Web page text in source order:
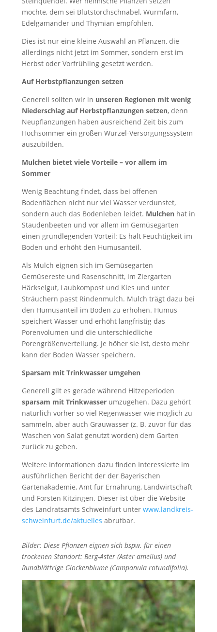
möchte, dem sei Blutstorchschnabel, Wurmfarn,
Edelgamander und Thymian empfohlen.
Dies ist nur eine kleine Auswahl an Pflanzen, die
allerdings nicht jetzt im Sommer, sondern erst im
Herbst oder Vorfrühling gesetzt werden.
Auf Herbstpflanzungen setzen
Generell sollten wir in unseren Regionen mit wenig
Niederschlag auf Herbstpflanzungen setzen, denn
Neupflanzungen haben ausreichend Zeit bis zum
Hochsommer ein großen Wurzel-Versorgungssystem
auszubilden.
Mulchen bietet viele Vorteile – vor allem im
Sommer
Wenig Beachtung findet, dass bei offenen
Bodenflächen nicht nur viel Wasser verdunstet,
sondern auch das Bodenleben leidet. Mulchenhat in
Staudenbeeten und vor allem im Gemüsegarten
einen grundlegenden Vorteil: Es hält Feuchtigkeit im
Boden und erhöht den Humusanteil.
Als Mulch eignen sich im Gemüsegarten
Gemüsereste und Rasenschnitt, im Ziergarten
Häckselgut, Laubkompost und Kies und unter
Sträuchern passt Rindenmulch. Mulch trägt dazu bei
den Humusanteil im Boden zu erhöhen. Humus
speichert Wasser und erhöht langfristig das
Porenvolumen und die unterschiedliche
Porengrößenverteilung. Je höher sie ist, desto mehr
kann der Boden Wasser speichern.
Sparsam mit Trinkwasser umgehen
Generell gilt es gerade während Hitzeperioden
sparsam mit Trinkwasserumzugehen. Dazu gehört
natürlich vorher so viel Regenwasser wie möglich zu
sammeln, aber auch Grauwasser (z. B. zuvor für das
Waschen von Salat genutzt worden) dem Garten
zurück zu geben.
Weitere Informationen dazu finden Interessierte im
ausführlichen Bericht der der Bayerischen
Gartenakademie, Amt für Ernährung, Landwirtschaft
und Forsten Kitzingen. Dieser ist über die Website
des Landratsamts Schweinfurt unter www.landkreis-
schweinfurt.de/aktuelles abrufbar.
Bilder: Diese Pflanzen eignen sich bspw. für einen
trockenen Standort: Berg-Aster (Aster amellus) und
Rundblättrige Glockenblume (Campanula rotundifolia).